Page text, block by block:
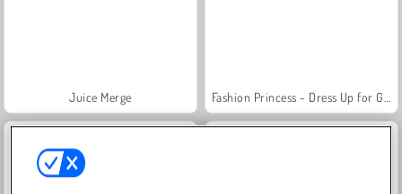
Juice Merge